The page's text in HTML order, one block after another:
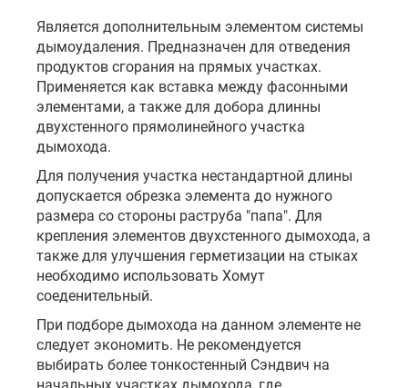
Является дополнительным элементом системы
дымоудаления. Предназначен для отведения
продуктов сгорания на прямых участках.
Применяется как вставка между фасонными
элементами, а также для добора длинны
двухстенного прямолинейного участка
дымохода.
Для получения участка нестандартной длины
допускается обрезка элемента до нужного
размера со стороны раструба "папа". Для
крепления элементов двухстенного дымохода, а
также для улучшения герметизации на стыках
необходимо использовать Хомут
соеденительный.
При подборе дымохода на данном элементе не
следует экономить. Не рекомендуется
выбирать более тонкостенный Сэндвич на